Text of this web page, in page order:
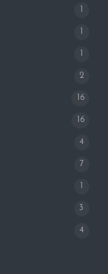
1
1
1
2
16
16
4
7
1
3
4